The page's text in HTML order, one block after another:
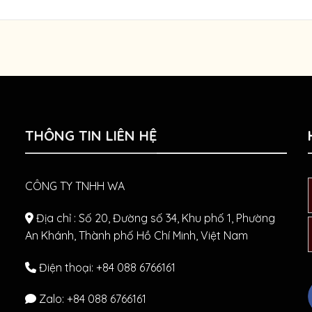
THÔNG TIN LIÊN HỆ
CÔNG TY TNHH WA
Địa chỉ : Số 20, Đường số 34, Khu phố 1, Phường
An Khánh, Thành phố Hồ Chí Minh, Việt Nam
Điện thoại: +84 088 6766161
Zalo: +84 088 6766161